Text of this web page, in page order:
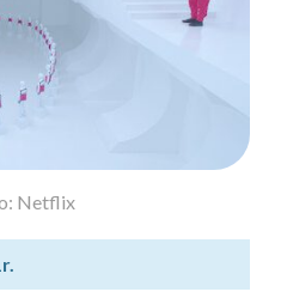
Netflix